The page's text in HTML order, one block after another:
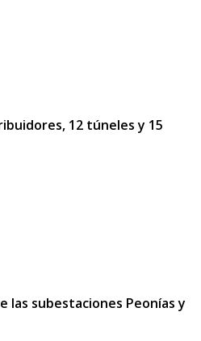
12 túneles y 15
las subestaciones Peonías y